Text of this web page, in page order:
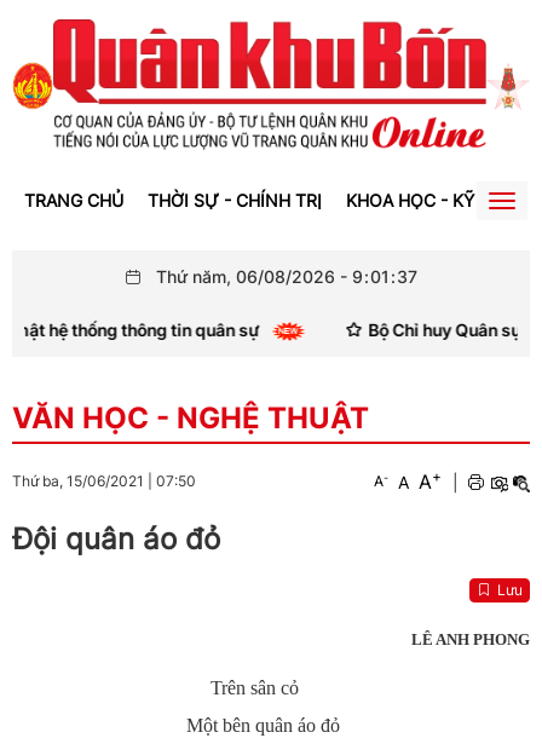
TRANG CHỦ THỜI SỰ - CHÍNH TRỊ KHOA HỌC - KỸ THUẬT
Thứ năm, 06/08/2026 - 9:01 :38
hệ thống thông tin quân sự Bộ Chỉ huy Quân sự tỉnh
VĂN HỌC - NGHỆ THUẬT
Thứ ba, 15/06/2021 07:50 A- A A+
Đội quân áo đỏ
Lưu
LÊ ANH PHONG
Trên sân cỏ
Một bên quân áo đỏ